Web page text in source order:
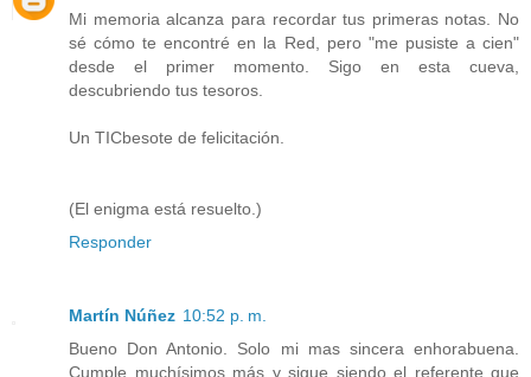
Mi memoria alcanza para recordar tus primeras notas. No
sé cómo te encontré en la Red, pero "me pusiste a cien"
desde el primer momento. Sigo en esta cueva,
descubriendo tus tesoros.
Un TICbesote de felicitación.
(El enigma está resuelto.)
Responder
Martín Núñez 10:52 p. m.
Bueno Don Antonio. Solo mi mas sincera enhorabuena.
Cumple muchísimos más y sigue siendo el referente que